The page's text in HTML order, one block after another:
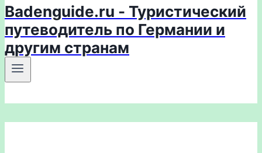
Badenguide.ru - Туристический
путеводитель по Германии и
другим странам